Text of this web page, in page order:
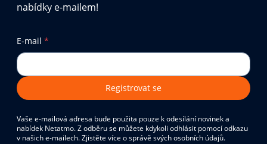
nabídky e-mailem!
E-mail *
Registrovat se
Vaše e-mailová adresa bude použita pouze k odesílání novinek a
nabídek Netatmo. Z odběru se můžete kdykoli odhlásit pomocí odkazu
v našich e-mailech. Zjistěte více o správě svých osobních údajů.